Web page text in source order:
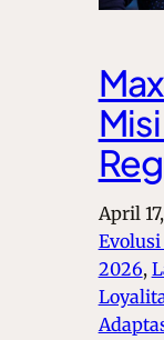
April
2026,